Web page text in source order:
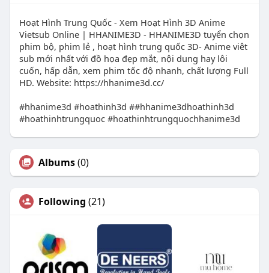
Hoạt Hình Trung Quốc - Xem Hoạt Hình 3D Anime
Vietsub Online | HHANIME3D - HHANIME3D tuyển chọn
phim bộ, phim lẻ , hoạt hình trung quốc 3D- Anime viêt
sub mới nhất với đồ họa đẹp mắt, nội dung hay lôi
cuốn, hấp dẫn, xem phim tốc độ nhanh, chất lượng Full
HD. Website: https://hhanime3d.cc/
#hhanime3d #hoathinh3d ##hhanime3dhoathinh3d
#hoathinhtrungquoc #hoathinhtrungquochhanime3d
Albums(0)
Following (21)